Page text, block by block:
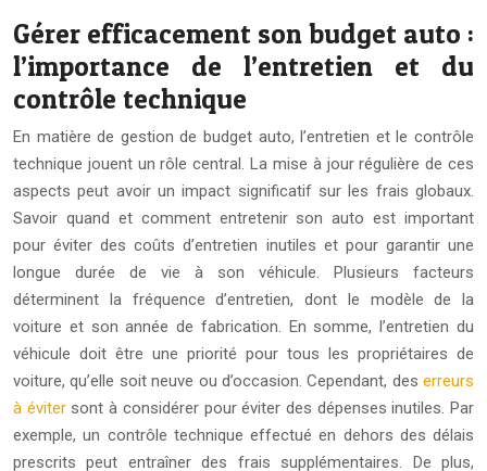
Gérer efficacement son budget auto :
l’importance de l’entretien et du
contrôle technique
En matière de gestion de budget auto, l’entretien et le contrôle
technique jouent un rôle central. La mise à jour régulière de ces
aspects peut avoir un impact significatif sur les frais globaux.
Savoir quand et comment entretenir son auto est important
pour éviter des coûts d’entretien inutiles et pour garantir une
longue durée de vie à son véhicule. Plusieurs facteurs
déterminent la fréquence d’entretien, dont le modèle de la
voiture et son année de fabrication. En somme, l’entretien du
véhicule doit être une priorité pour tous les propriétaires de
voiture, qu’elle soit neuve ou d’occasion. Cependant, des erreurs
à évitersont à considérer pour éviter des dépenses inutiles. Par
exemple, un contrôle technique effectué en dehors des délais
prescrits peut entraîner des frais supplémentaires. De plus,